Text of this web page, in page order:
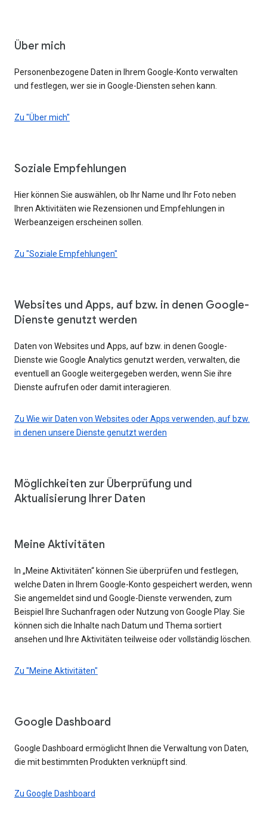
Über mich
Personenbezogene Daten in Ihrem Google-Konto verwalten
und festlegen, wer sie in Google-Diensten sehen kann.
Zu "Über mich"
Soziale Empfehlungen
Hier können Sie auswählen, ob Ihr Name und Ihr Foto neben
Ihren Aktivitäten wie Rezensionen und Empfehlungen in
Werbeanzeigen erscheinen sollen.
Zu "Soziale Empfehlungen"
Websites und Apps, auf bzw. in denen Google-
Dienste genutzt werden
Daten von Websites und Apps, auf bzw. in denen Google-
Dienste wie Google Analytics genutzt werden, verwalten, die
eventuell an Google weitergegeben werden, wenn Sie ihre
Dienste aufrufen oder damit interagieren.
Zu Wie wir Daten von Websites oder Apps verwenden, auf bzw.
in denen unsere Dienste genutzt werden
Möglichkeiten zur Überprüfung und
Aktualisierung Ihrer Daten
Meine Aktivitäten
In „Meine Aktivitäten“ können Sie überprüfen und festlegen,
welche Daten in Ihrem Google-Konto gespeichert werden, wenn
Sie angemeldet sind und Google-Dienste verwenden, zum
Beispiel Ihre Suchanfragen oder Nutzung von Google Play. Sie
können sich die Inhalte nach Datum und Thema sortiert
ansehen und Ihre Aktivitäten teilweise oder vollständig löschen.
Zu "Meine Aktivitäten"
Google Dashboard
Google Dashboard ermöglicht Ihnen die Verwaltung von Daten,
die mit bestimmten Produkten verknüpft sind.
Zu Google Dashboard